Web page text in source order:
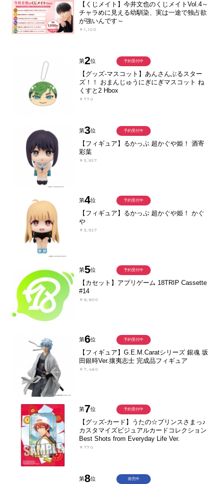
【くじメイト】今井文也のくじメイトVol.4～
チャラめに見える幼馴染、実は一途で独占欲
が強いんです～
￥1,100
第2位
【グッズ-マスコット】あんさんぶるスター
ズ！！ おまんじゅうにぎにぎマスコット ね
くすと2 Hbox
￥770
予約受付中
第3位
【フィギュア】るかっぷ 超かぐや姫！ 酒寄
彩葉
￥3,927
予約受付中
第4位
【フィギュア】るかっぷ 超かぐや姫！ かぐ
や
￥3,927
予約受付中
第5位
【カセット】アプリゲーム 18TRIP Cassette
#14
￥8,800
予約受付中
第6位
【フィギュア】G.E.M.Caratシリーズ 銀魂 坂
田銀時Ver.攘夷志士 完成品フィギュア
￥7,480
予約受付中
第7位
【グッズ-カード】うたの☆プリンスさまっ♪
カスタマイズビジュアルカードコレクション
Best Shots from Everyday Life Ver.
￥770
予約受付中
第8位 発売中